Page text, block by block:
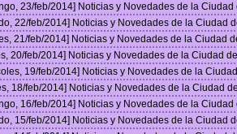
23/feb/2014] Noticias y Novedades de la
22/feb/2014] Noticias y Novedades de la Ciudad
21/feb/2014] Noticias y Novedades de la Ciudad
20/feb/2014] Noticias y Novedades de la Ciudad
19/feb/2014] Noticias y Novedades de la
18/feb/2014] Noticias y Novedades de la Ciudad
16/feb/2014] Noticias y Novedades de la
15/feb/2014] Noticias y Novedades de la Ciudad